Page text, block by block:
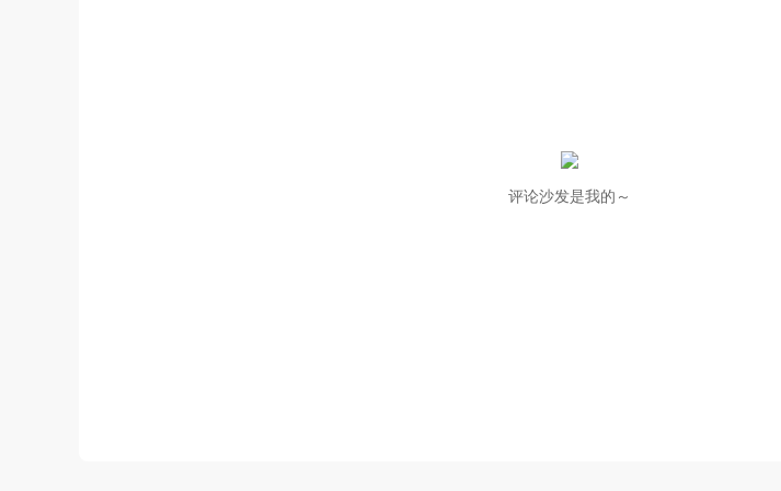
评论沙发是我的～